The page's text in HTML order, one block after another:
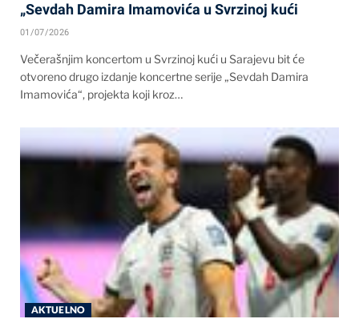
„Sevdah Damira Imamovića u Svrzinoj kući
01/07/2026
Večerašnjim koncertom u Svrzinoj kući u Sarajevu bit će
otvoreno drugo izdanje koncertne serije „Sevdah Damira
Imamovića“, projekta koji kroz…
AKTUELNO